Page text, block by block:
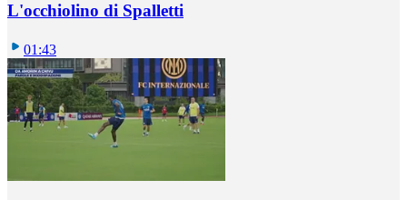
L'occhiolino di Spalletti
01:43